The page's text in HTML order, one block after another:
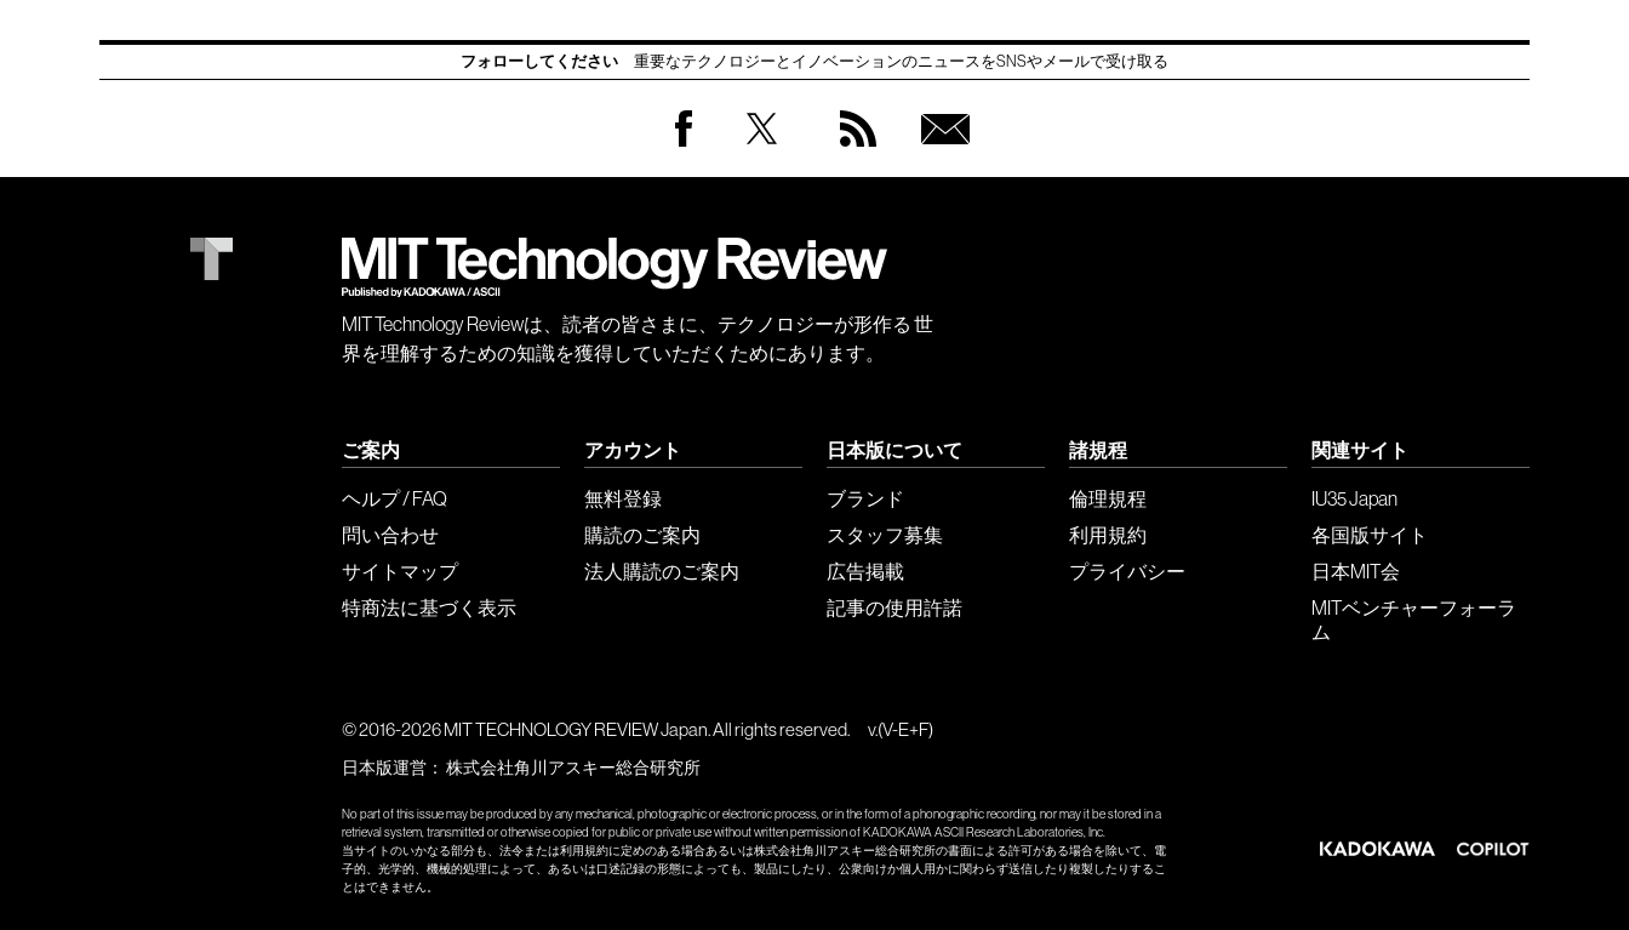
フォローしてください 重要なテクノロジーとイノベーションのニュースをSNSやメールで受け取る
会員
MIT Technology Reviewは、読者の皆さまに、テクノロジーが形作る 世
界を理解するための知識を獲得していただくためにあります。
ご案内
ヘルプ / FAQ
問い合わせ
サイトマップ
特商法に基づく表示
アカウント
無料登録
購読のご案内
法人購読のご案内
日本版について
ブランド
スタッフ募集
広告掲載
記事の使用許諾
諸規程
倫理規程
利用規約
プライバシー
関連サイト
IU35 Japan
各国版サイト
日本MIT会
MITベンチャーフォーラ
ム
© 2016-2026 MIT TECHNOLOGY REVIEW Japan. All rights reserved. v.(V-E+F)
日本版運営： 株式会社角川アスキー総合研究所
No part of this issue may be produced by any mechanical, photographic or electronic process, or in the form of a phonographic recording, nor may it be stored in a
retrieval system, transmitted or otherwise copied for public or private use without written permission of KADOKAWA ASCII Research Laboratories, Inc.
当サイトのいかなる部分も、法令または利用規約に定めのある場合あるいは株式会社角川アスキー総合研究所の書面による許可がある場合を除いて、電
子的、光学的、機械的処理によって、あるいは口述記録の形態によっても、製品にしたり、公衆向けか個人用かに関わらず送信したり複製したりするこ
とはできません。